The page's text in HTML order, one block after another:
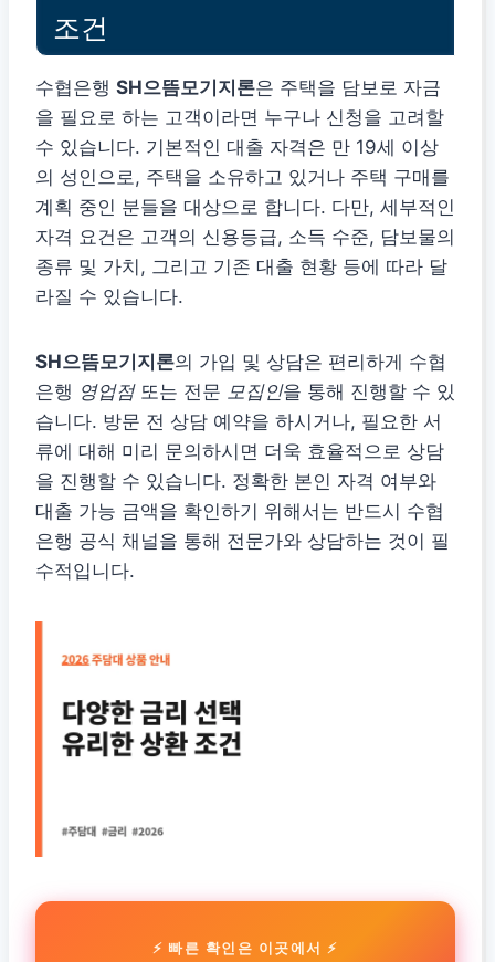
조건
수협은행 SH으뜸모기지론은 주택을 담보로 자금
을 필요로 하는 고객이라면 누구나 신청을 고려할
수 있습니다. 기본적인 대출 자격은 만 19세 이상
의 성인으로, 주택을 소유하고 있거나 주택 구매를
계획 중인 분들을 대상으로 합니다. 다만, 세부적인
자격 요건은 고객의 신용등급, 소득 수준, 담보물의
종류 및 가치, 그리고 기존 대출 현황 등에 따라 달
라질 수 있습니다.
SH으뜸모기지론의 가입 및 상담은 편리하게 수협
은행 영업점또는 전문 모집인을 통해 진행할 수 있
습니다. 방문 전 상담 예약을 하시거나, 필요한 서
류에 대해 미리 문의하시면 더욱 효율적으로 상담
을 진행할 수 있습니다. 정확한 본인 자격 여부와
대출 가능 금액을 확인하기 위해서는 반드시 수협
은행 공식 채널을 통해 전문가와 상담하는 것이 필
수적입니다.
⚡ 빠른 확인은 이곳에서 ⚡